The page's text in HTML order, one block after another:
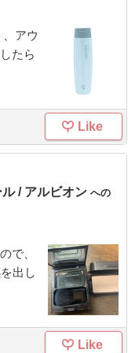
アウ
たら
Like
/ アルビオン への
で、
出し
Like